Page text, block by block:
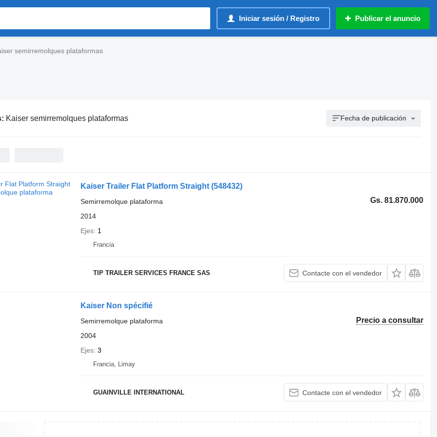
Iniciar sesión / Registro Publicar el anuncio
semirremolques plataformas
Kaiser semirremolques plataformas Fecha de publicación
Kaiser Trailer Flat Platform Straight (548432)
Gs. 81.870.000
Semirremolque plataforma
2014
Ejes 1
Francia
TIP TRAILER SERVICES FRANCE SAS Contacte con el vendedor
Kaiser Non spécifié
Precio a consultar
Semirremolque plataforma
2004
Ejes 3
Francia, Limay
GUAINVILLE INTERNATIONAL Contacte con el vendedor